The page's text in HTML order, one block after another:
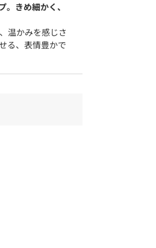
きめ細かく、
温かみを感じさ
る、表情豊かで